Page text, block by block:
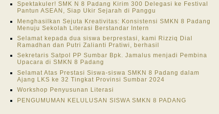
Spektakuler! SMK N 8 Padang Kirim 300 Delegasi ke Festival
Pantun ASEAN, Siap Ukir Sejarah di Panggu
Menghasilkan Sejuta Kreativitas: Konsistensi SMKN 8 Padang
Menuju Sekolah Literasi Berstandar Intern
Selamat kepada dua siswa berprestasi, kami Rizziq Dial
Ramadhan dan Putri Zalianti Pratiwi, berhasil
Sekretaris Satpol PP Sumbar Bpk. Jamalus menjadi Pembina
Upacara di SMKN 8 Padang
Selamat Atas Prestasi Siswa-siswa SMKN 8 Padang dalam
Ajang LKS ke 32 Tingkat Provinsi Sumbar 2024
Workshop Penyusunan Literasi
PENGUMUMAN KELULUSAN SISWA SMKN 8 PADANG